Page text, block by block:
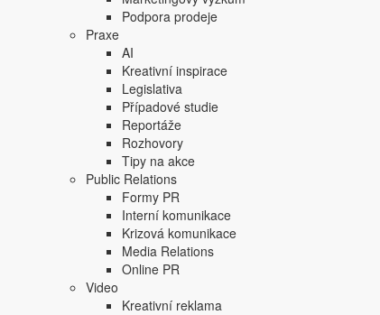
Podpora prodeje
Praxe
AI
Kreativní inspirace
Legislativa
Případové studie
Reportáže
Rozhovory
Tipy na akce
Public Relations
Formy PR
Interní komunikace
Krizová komunikace
Media Relations
Online PR
Video
Kreativní reklama